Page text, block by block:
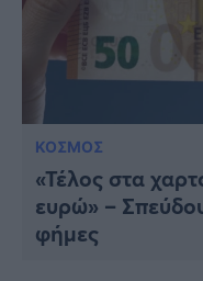
ΚΟΣΜΟΣ
«Τέλος στα
ευρώ» –
φήμες